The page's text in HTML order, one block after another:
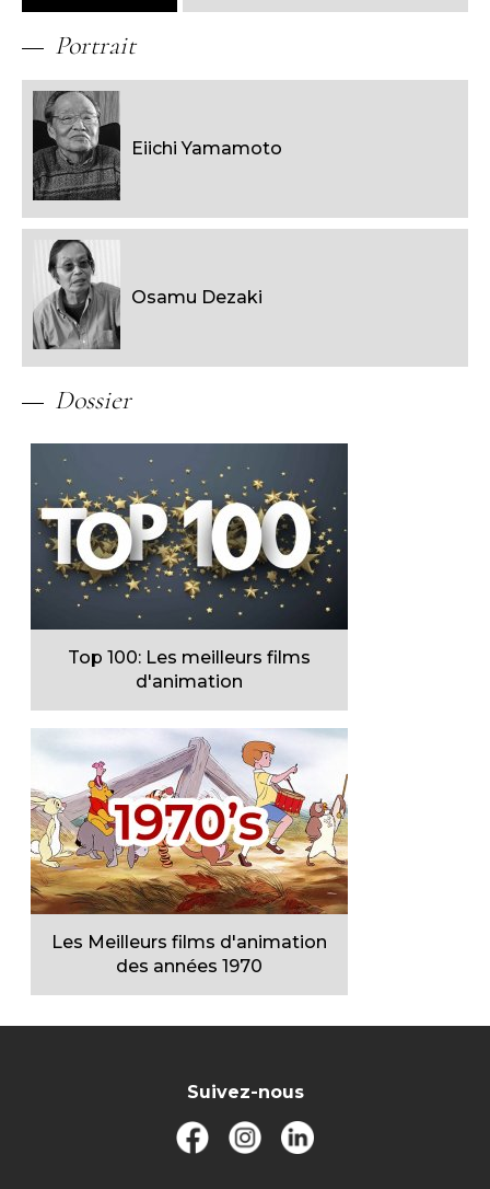
Portrait
Eiichi Yamamoto
Osamu Dezaki
Dossier
Top 100: Les meilleurs films
d'animation
Les Meilleurs films d'animation
des années 1970
Suivez-nous